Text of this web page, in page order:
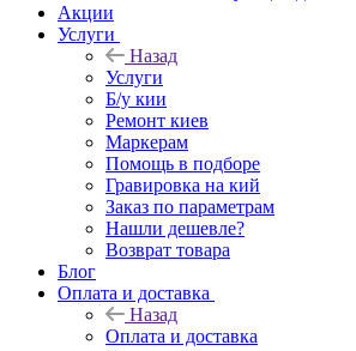
Акции
Услуги
Назад
Услуги
Б/у кии
Ремонт киев
Маркерам
Помощь в подборе
Гравировка на кий
Заказ по параметрам
Нашли дешевле?
Возврат товара
Блог
Оплата и доставка
Назад
Оплата и доставка